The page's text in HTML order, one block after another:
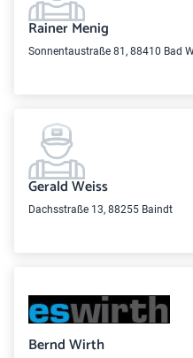
Rainer Menig
Sonnentaustraße 81, 88410 Bad
Gerald Weiss
Dachsstraße 13, 88255 Baindt
Bernd Wirth